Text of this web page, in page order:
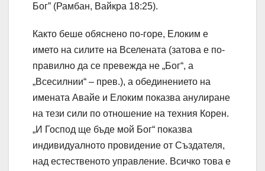
Бог” (Рамбан, Вайкра 18:25).
Както беше обяснено по-горе, Елоким е
името на силите на Вселената (затова е по-
правилно да се превежда не „Бог“, а
„Всесилнии“ – прев.), а обединението на
имената Авайе и Елоким показва анулиране
на тези сили по отношение на техния Корен.
„И Господ ще бъде мой Бог“ показва
индивидуалното провидение от Създателя,
над естественото управление. Всичко това е